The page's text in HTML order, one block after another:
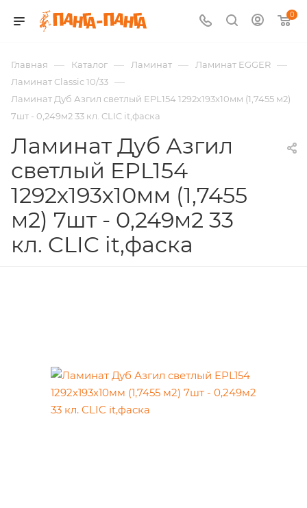
0
Главная — Каталог — Ламинат — Ламинат EGGER —
Ламинат Classic 10/33 —
Ламинат Дуб Азгил светлый EPL154 1292х193х10мм (1,7455 м2)
7шт - 0,249м2 33 кл. CLIC it,фаска
Ламинат Дуб Азгил
светлый EPL154
1292х193х10мм (1,7455
м2) 7шт - 0,249м2 33
кл. CLIC it,фаска